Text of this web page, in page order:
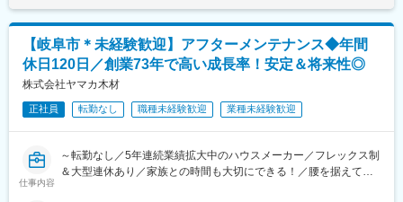
クス制・リモートワークなど、お客様の都合に合わせて柔軟な勤
務体制で働くことができます。
■住宅の魅力・特徴
全で快適・おしゃれな空間の住宅を提供しております。
◎創業７３年の歴史を持っており、木材を扱っている材木商を前
くりの差別化が特徴。
◎建築面積（坪数ごと）で価格が決まっているので分かりやすく
能士など)・役職手当（主任や店長）賃金はあくまでも目安の金額
であり、選考を通じて上下する可能性があります。月給(月額)は固
定手当を含めた表記です。
【岐阜市＊未経験歓迎】アフターメンテナンス◆年間
休日120日／創業73年で高い成長率！安定＆将来性◎
株式会社ヤマカ木材
正社員 転勤なし 職種未経験歓迎 業種未経験歓迎
仕事内容
～転勤なし／5年連続業績拡大中のハウスメーカー／フレックス制
＆大型連休あり／家族との時間も大切にできる！／腰を据えて長